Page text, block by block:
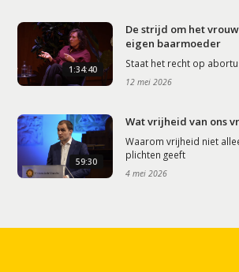
1:34:40
De strijd om het
eigen baarmoeder
Staat het recht op
12 mei 2026
59:30
Wat vrijheid van ons
Waarom vrijheid niet
plichten geeft
4 mei 2026